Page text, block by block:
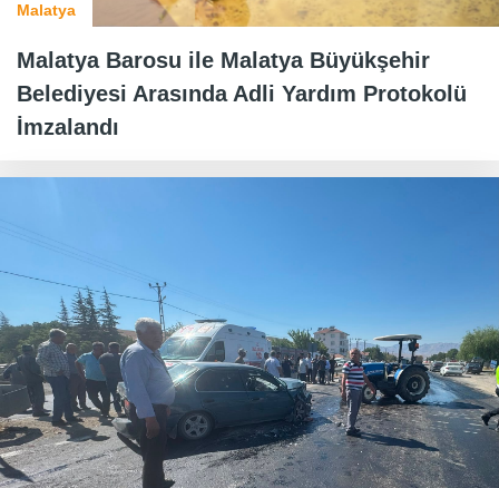
Malatya
Malatya Barosu ile Malatya Büyükşehir
Belediyesi Arasında Adli Yardım Protokolü
İmzalandı